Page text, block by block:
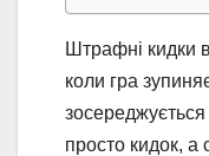
Штрафні кидки
коли гра
просто кидок,